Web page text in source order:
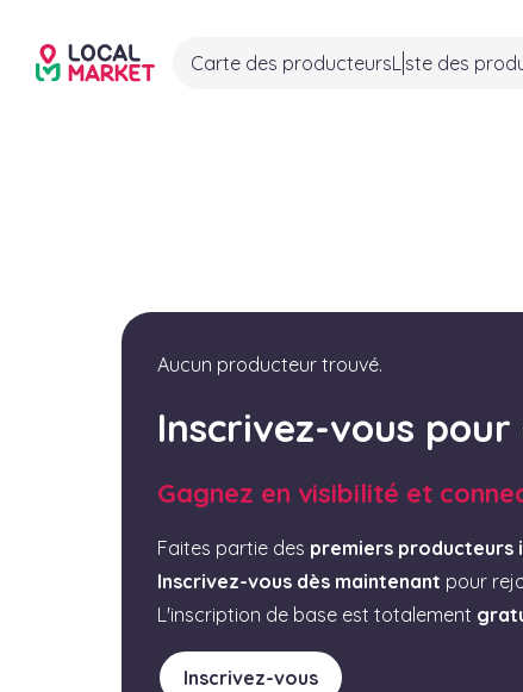
Carte des producteursListe des
Aucun producteur trouvé.
Inscrivez-vous
Gagnez en visibilité et
Faites partie des premiers producteurs
Inscrivez-vous dès maintenant pour
L'inscription de base est totalement
Inscrivez-vous